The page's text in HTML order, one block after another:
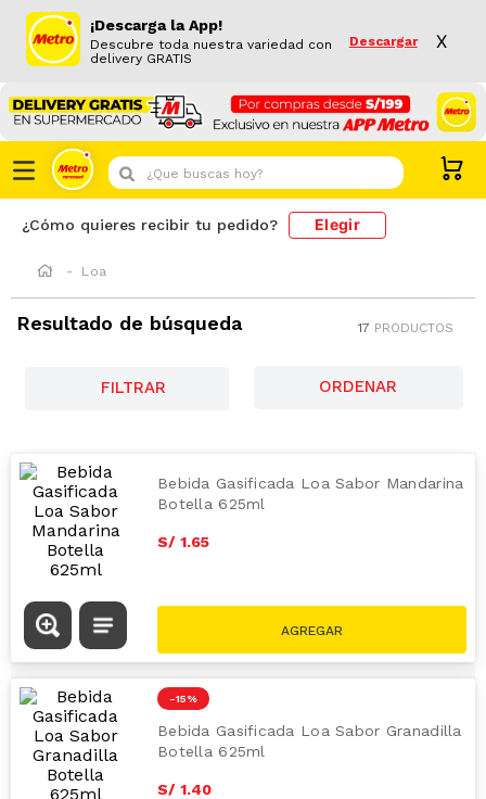
¡Descarga la App!
Descubre toda nuestra variedad con
delivery GRATIS
Descargar X
¿Que buscas hoy?
¿Cómo quieres recibir tu pedido? Elegir
Loa
Resultado de búsqueda 17 PRODUCTOS
FILTRAR
Bebida Gasificada Loa Sabor Mandarina
Botella 625ml
S/ 1.65
-15 %
Bebida Gasificada Loa Sabor Granadilla
Botella 625ml
S/ 1.40